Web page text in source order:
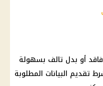
فاقد أو بدل تالف بسهولة
تقديم البيانات المطلوبة